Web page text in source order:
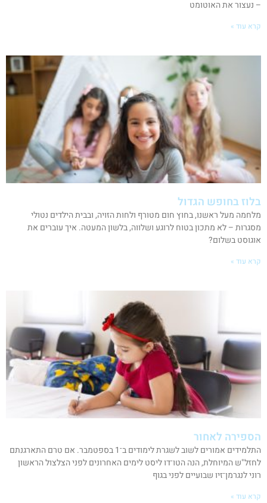
– נעצור את האוטומט
קרא עוד »
בלוז בחופש הגדול
מלחמה מעל ראשנו, בחוץ חום מטורף ולחות הזויה, ובבית הילדים נטולי
מסגרות – לא מתכון בטוח לרוגע ושלווה, בלשון המעטה. איך עוברים את
אוגוסט בשלום?
קרא עוד »
הספירה לאחור
התלמידים אמורים לשוב לשגרת לימודים ב־1 בספטמבר. אם טרם התארגנתם
לחזל"ש המיוחלת, הנה הטו־דו ליסט לימים האחרונים לפני הצלצול הראשון
רוני לנגרמן־זיו שבועיים לפני בגוף
קרא עוד »